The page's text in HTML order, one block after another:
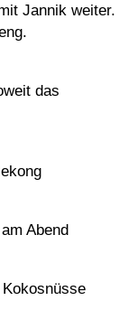
Jannik weiter.
das
Abend